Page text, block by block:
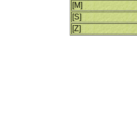
[M]
[S]
[Z]